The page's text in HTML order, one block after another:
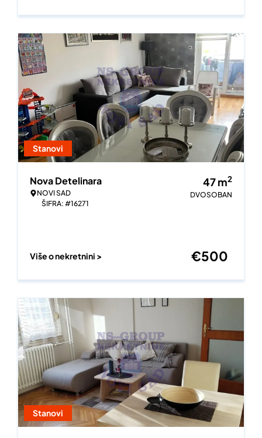
Stanovi
Nova Detelinara
NOVI SAD
ŠIFRA: #16271
47m2
DVOSOBAN
Više o nekretnini > €500
Stanovi